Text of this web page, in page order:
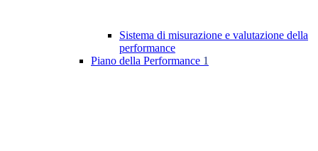
Sistema di misurazione e valutazione della
performance
Piano della Performance 1